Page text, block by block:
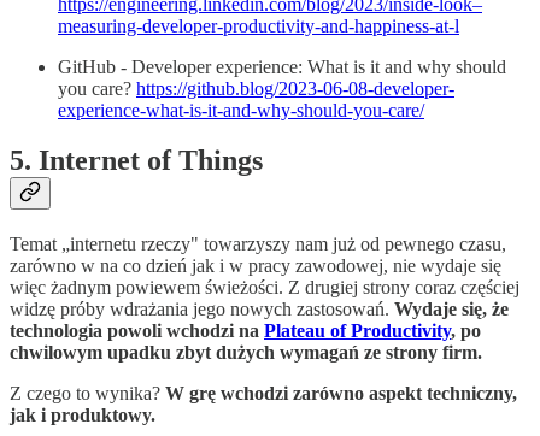
measuring-developer-productivity-and-happiness-at-l
GitHub - Developer experience: What is it and why should
you care? https://github.blog/2023-06-08-developer-
experience-what-is-it-and-why-should-you-care/
5. Internet of Things
Temat „internetu rzeczy" towarzyszy nam już od pewnego czasu,
zarówno w na co dzień jak i w pracy zawodowej, nie wydaje się
więc żadnym powiewem świeżości. Z drugiej strony coraz częściej
widzę próby wdrażania jego nowych zastosowań. Wydaje się, że
technologia powoli wchodzi na Plateau of Productivity, po
chwilowym upadku zbyt dużych wymagań ze strony firm.
Z czego to wynika? W grę wchodzi zarówno aspekt techniczny,
jak i produktowy.